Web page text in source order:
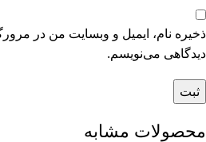
ذخیره نام، ایمیل و وبسایت من در
دیدگاهی می‌نویسم.
محصولات مشابه